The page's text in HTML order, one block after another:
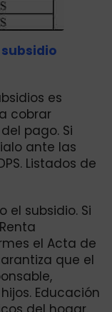
es
cobrar
pago. Si
ante las
Listados de
el subsidio. Si
el Acta de
que el
Educación